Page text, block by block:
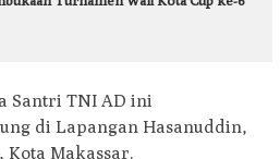
Santri TNI AD ini
di Lapangan Hasanuddin,
Kota Makassar.